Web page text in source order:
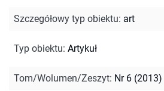
Szczegółowy typ obiektu: art
Typ obiektu: Artykuł
Tom/Wolumen/Zeszyt: Nr 6 (2013)